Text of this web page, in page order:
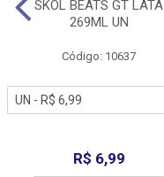
SKOL BEATS GT LATA
269ML UN
Código: 10637
R$ 6,99